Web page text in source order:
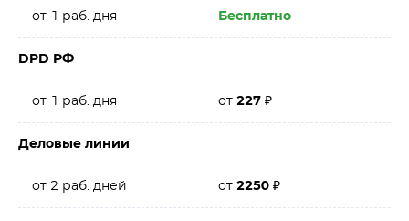
от 1 раб. дня Бесплатно
DPD РФ
от 1 раб. дня от 227 ₽
Деловые линии
от 2 раб. дней от 2250 ₽